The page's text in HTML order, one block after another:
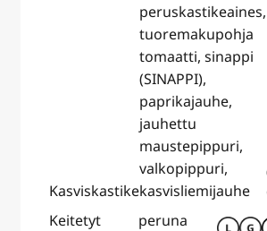
Kasviskastike
peruskastikeaines,
tuoremakupohja
tomaatti, sinappi
(SINAPPI),
paprikajauhe,
jauhettu
maustepippuri,
valkopippuri,
kasvisliemijauhe
Keitetyt
peruna